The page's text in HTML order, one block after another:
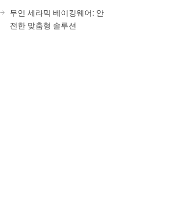
무연 세라믹 베이킹웨어: 안
전한 맞춤형 솔루션